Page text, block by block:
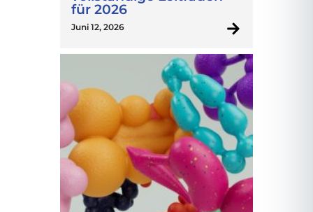
für 2026
Juni 12, 2026